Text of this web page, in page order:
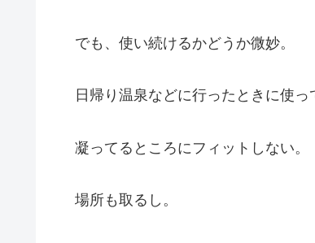
でも、使い続けるかどうか微妙。
日帰り温泉などに行ったときに使っ
凝ってるところにフィットしない。
場所も取るし。